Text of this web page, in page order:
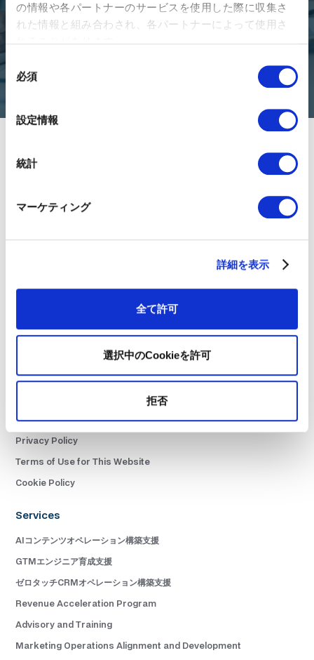
の情報や各パートナーのサービスを使用した際に収集さ
れた情報と組み合わされ、各パートナーによって使用さ
同
意
必須
設定情報
統計
マーケティング
詳細を表示
全て許可
選択中のCookieを許可
拒否
We're here for you. Contact us to start your journey toward
success in Japan and South East Asia.
Career
01BLOG
Contact Us
Terms of Service
Privacy Policy
Terms of Use for This Website
Cookie Policy
Services
AIコンテンツオペレーション構築支援
GTMエンジニア育成支援
ゼロタッチCRMオペレーション構築支援
Revenue Acceleration Program
Advisory and Training
Marketing Operations Alignment and Development